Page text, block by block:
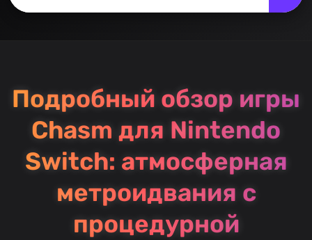
Подробный обзор игры
Chasm для Nintendo
Switch: атмосферная
метроидвания с
процедурной